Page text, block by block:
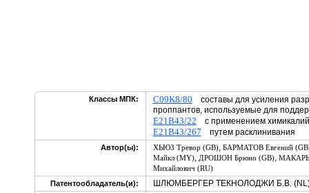
Классы МПК: C09K8/80 составы для усиления
проппантов, используемые для
E21B43/22 с применением
E21B43/267 путем расклинивания
Автор(ы): ХЬЮЗ Тревор (GB), БАРМАТОВ Евгений
Майкл (MY), ДРОШОН Брюно (GB),
Михайлович (RU)
Патентообладатель(и):
ШЛЮМБЕРГЕР ТЕКНОЛОДЖИ Б.В.